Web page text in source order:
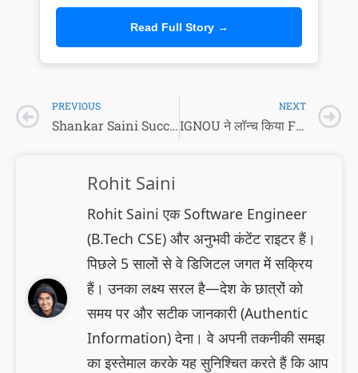
Read Full Story →
PREVIOUS
Shankar Saini Success Story: 4 साल में माँ, 12 में पिता खोए—दादा-दादी ने पाला और आज पोता बन गया Delhi Police का जवान!
NEXT
IGNOU ने लॉन्च किया Fabric & Apparel Designing का नया कोर्स
Rohit Saini
Rohit Saini एक Software Engineer
(B.Tech CSE) और अनुभवी कंटेंट राइटर हैं।
पिछले 5 सालों से वे डिजिटल जगत में सक्रिय
हैं। उनका लक्ष्य सरल है—देश के छात्रों को
समय पर और सटीक जानकारी (Authentic
Information) देना। वे अपनी तकनीकी समझ
का इस्तेमाल करके यह सुनिश्चित करते हैं कि आप